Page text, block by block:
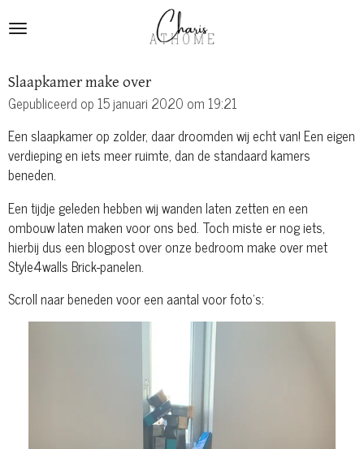
direct
de
hoofdinhoud
Slaapkamer make over
Gepubliceerd op 15 januari 2020 om 19:21
Een slaapkamer op zolder, daar droomden wij echt van! Een eigen
verdieping en iets meer ruimte, dan de standaard kamers
beneden.
Een tijdje geleden hebben wij wanden laten zetten en een
ombouw laten maken voor ons bed. Toch miste er nog iets,
hierbij dus een blogpost over onze bedroom make over met
Style4walls Brick-panelen.
Scroll naar beneden voor een aantal voor foto's: